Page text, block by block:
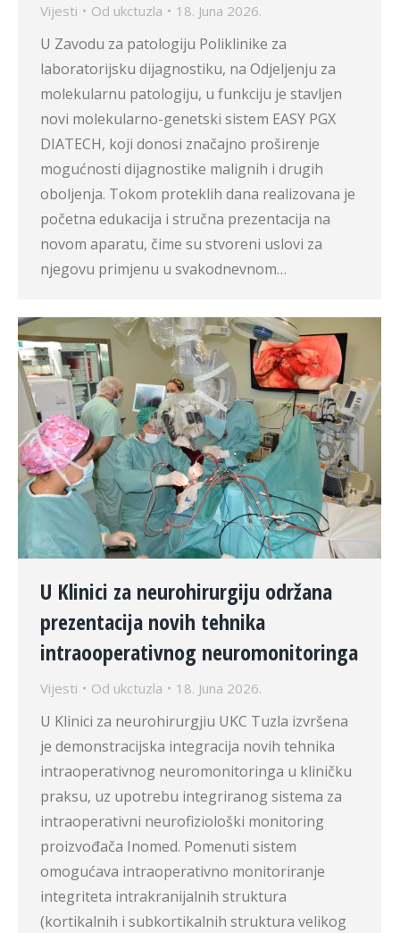
Vijesti Od ukctuzla 18. Juna 2026.
U Zavodu za patologiju Poliklinike za
laboratorijsku dijagnostiku, na Odjeljenju za
molekularnu patologiju, u funkciju je stavljen
novi molekularno-genetski sistem EASY PGX
DIATECH, koji donosi značajno proširenje
mogućnosti dijagnostike malignih i drugih
oboljenja. Tokom proteklih dana realizovana je
početna edukacija i stručna prezentacija na
novom aparatu, čime su stvoreni uslovi za
njegovu primjenu u svakodnevnom…
U Klinici za neurohirurgiju održana
prezentacija novih tehnika
intraooperativnog neuromonitoringa
Vijesti Od ukctuzla 18. Juna 2026.
U Klinici za neurohirurgjiu UKC Tuzla izvršena
je demonstracijska integracija novih tehnika
intraoperativnog neuromonitoringa u kliničku
praksu, uz upotrebu integriranog sistema za
intraoperativni neurofiziološki monitoring
proizvođača Inomed. Pomenuti sistem
omogućava intraoperativno monitoriranje
integriteta intrakranijalnih struktura
(kortikalnih i subkortikalnih struktura velikog